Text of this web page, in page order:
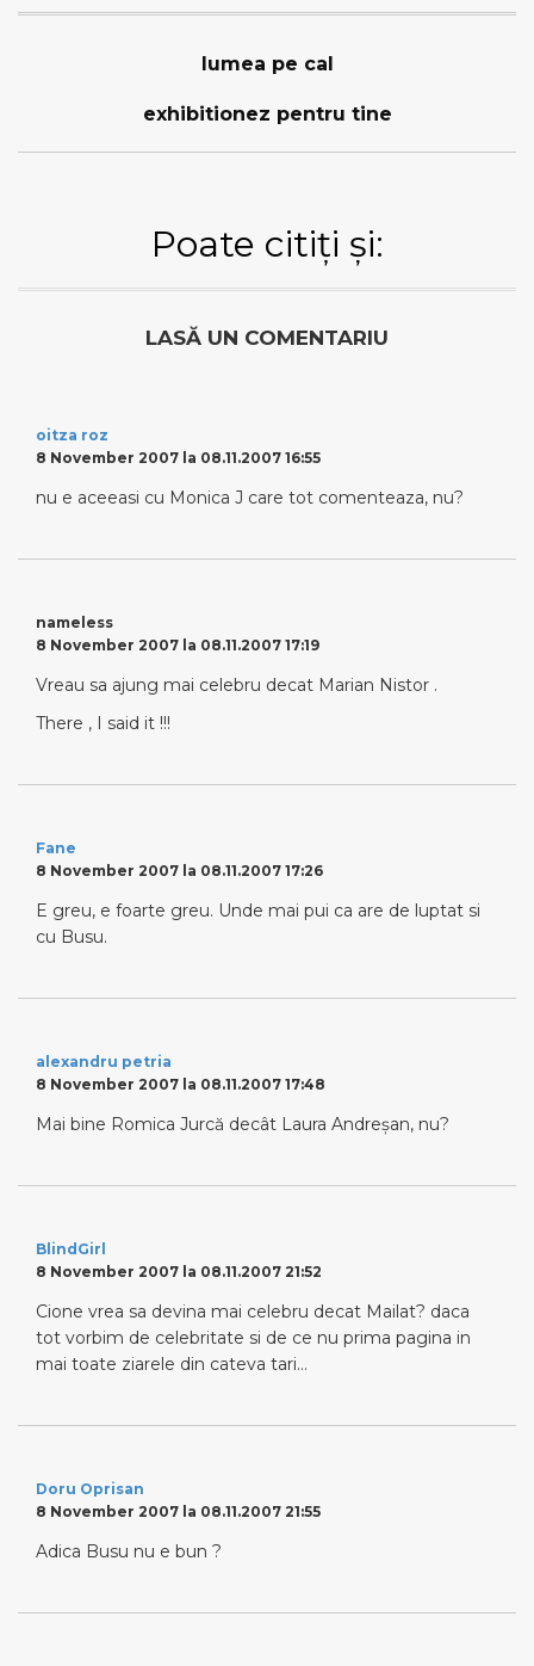
lumea pe cal
exhibitionez pentru tine
Poate citiți și:
LASĂ UN COMENTARIU
oitza roz
8 November 2007 la 08.11.2007 16:55
nu e aceeasi cu Monica J care tot comenteaza, nu?
nameless
8 November 2007 la 08.11.2007 17:19
Vreau sa ajung mai celebru decat Marian Nistor .
There , I said it !!!
Fane
8 November 2007 la 08.11.2007 17:26
E greu, e foarte greu. Unde mai pui ca are de luptat si
cu Busu.
alexandru petria
8 November 2007 la 08.11.2007 17:48
Mai bine Romica Jurcă decât Laura Andreşan, nu?
BlindGirl
8 November 2007 la 08.11.2007 21:52
Cione vrea sa devina mai celebru decat Mailat? daca
tot vorbim de celebritate si de ce nu prima pagina in
mai toate ziarele din cateva tari…
Doru Oprisan
8 November 2007 la 08.11.2007 21:55
Adica Busu nu e bun ?